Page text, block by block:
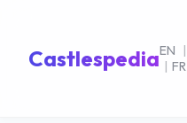
CastlespediaEN |
| FR